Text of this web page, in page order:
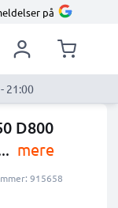
på
21:00
D800
mere
915658